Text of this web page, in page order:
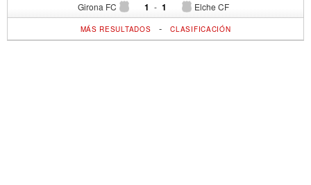
Girona FC 1 - Elche CF
1
MÁS RESULTADOS -CLASIFICACIÓN